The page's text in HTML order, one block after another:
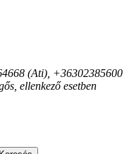
(Ati), +36302385600
ellenkező esetben